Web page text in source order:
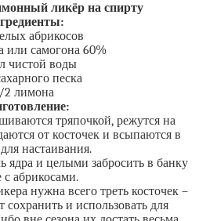
ликёр на спирту
абрикосов
или самогона 60%
чистой воды
песка
2 лимона
тряпочкой, режутся на
от косточек и всыпаются в
настаивания.
ядра и целыми забросить в банку
с абрикосами.
нужна всего треть косточек –
и использовать для